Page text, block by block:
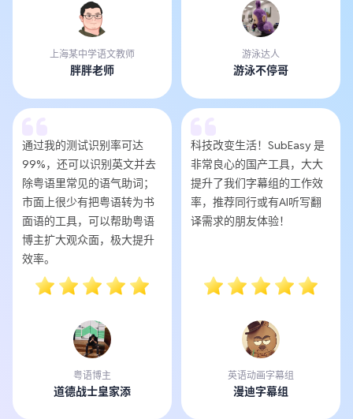
上海某中学语文教师
胖胖老师
游泳达人
游泳不停哥
通过我的测试识别率可达
99%，还可以识别英文并去
除粤语里常见的语气助词；
市面上很少有把粤语转为书
面语的工具，可以帮助粤语
博主扩大观众面，极大提升
效率。
粤语博主
道德战士皇家添
科技改变生活！SubEasy 是
非常良心的国产工具，大大
提升了我们字幕组的工作效
率，推荐同行或有AI听写翻
译需求的朋友体验！
英语动画字幕组
漫迪字幕组